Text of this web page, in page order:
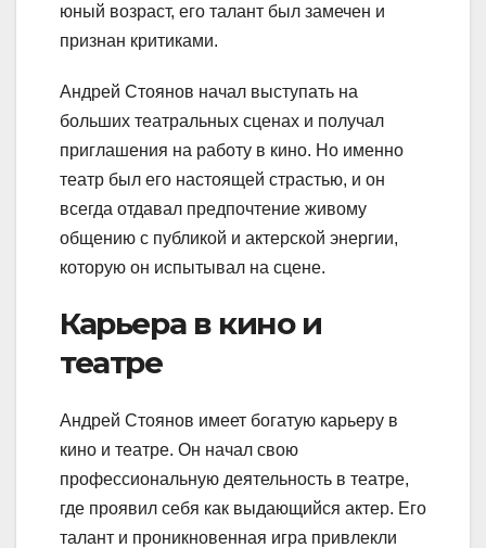
юный возраст, его талант был замечен и
признан критиками.
Андрей Стоянов начал выступать на
больших театральных сценах и получал
приглашения на работу в кино. Но именно
театр был его настоящей страстью, и он
всегда отдавал предпочтение живому
общению с публикой и актерской энергии,
которую он испытывал на сцене.
Карьера в кино и
театре
Андрей Стоянов имеет богатую карьеру в
кино и театре. Он начал свою
профессиональную деятельность в театре,
где проявил себя как выдающийся актер. Его
талант и проникновенная игра привлекли